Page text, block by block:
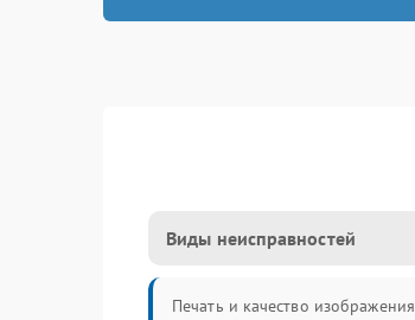
Виды неисправностей
Печать и качество изображения